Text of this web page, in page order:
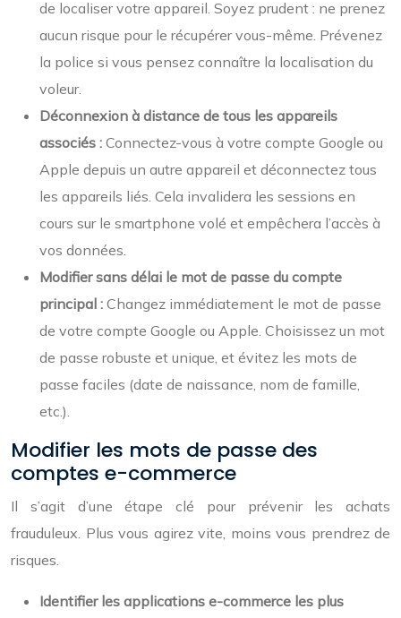
de localiser votre appareil. Soyez prudent : ne prenez
aucun risque pour le récupérer vous-même. Prévenez
la police si vous pensez connaître la localisation du
voleur.
Déconnexion à distance de tous les appareils
associés : Connectez-vous à votre compte Google ou
Apple depuis un autre appareil et déconnectez tous
les appareils liés. Cela invalidera les sessions en
cours sur le smartphone volé et empêchera l’accès à
vos données.
Modifier sans délai le mot de passe du compte
principal : Changez immédiatement le mot de passe
de votre compte Google ou Apple. Choisissez un mot
de passe robuste et unique, et évitez les mots de
passe faciles (date de naissance, nom de famille,
etc.).
Modifier les mots de passe des
comptes e-commerce
Il s’agit d’une étape clé pour prévenir les achats
frauduleux. Plus vous agirez vite, moins vous prendrez de
risques.
Identifier les applications e-commerce les plus